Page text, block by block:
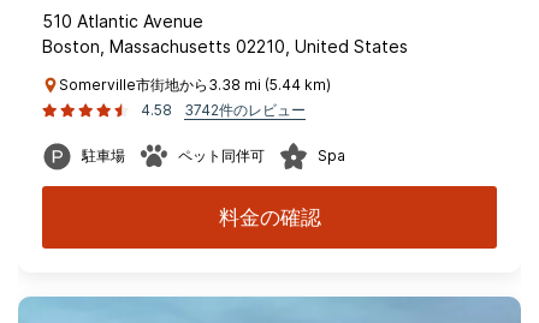
510 Atlantic Avenue
Boston, Massachusetts 02210, United States
Somerville市街地から3.38 mi (5.44 km)
4.58
3742件のレビュー
駐車場 ペット同伴可 Spa
料金の確認